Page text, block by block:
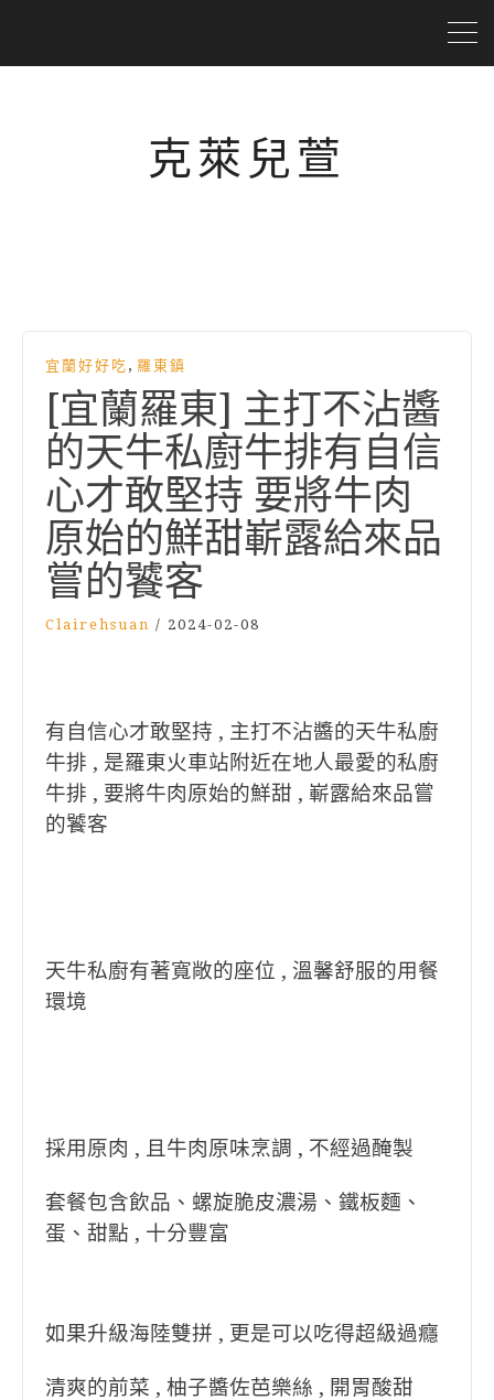
克萊兒萱
宜蘭好好吃 , 羅東鎮
[宜蘭羅東] 主打不沾醬
的天牛私廚牛排有自信
心才敢堅持 要將牛肉
原始的鮮甜嶄露給來品
嘗的饕客
Clairehsuan / 2024-02-08
有自信心才敢堅持 , 主打不沾醬的天牛私廚
牛排 , 是羅東火車站附近在地人最愛的私廚
牛排 , 要將牛肉原始的鮮甜 , 嶄露給來品嘗
的饕客
天牛私廚有著寬敞的座位 , 溫馨舒服的用餐
環境
採用原肉 , 且牛肉原味烹調 , 不經過醃製
套餐包含飲品、螺旋脆皮濃湯、鐵板麵、
蛋、甜點 , 十分豐富
如果升級海陸雙拼 , 更是可以吃得超級過癮
清爽的前菜 , 柚子醬佐芭樂絲 , 開胃酸甜